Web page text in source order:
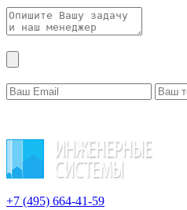
+7 (495) 664-41-59